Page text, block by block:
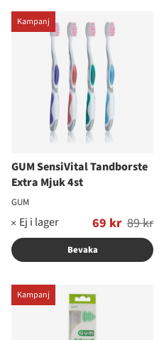
Kampanj
GUM SensiVital Tandborste
Extra Mjuk 4st
GUM
69 kr
Ordinarie pris: 89 kr
Bevaka
Kampanj